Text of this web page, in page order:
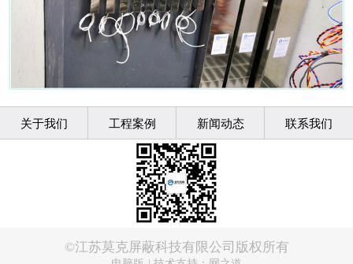
关于我们 工程案例 新闻动态 联系我们
©江苏莫克屏蔽科技有限公司版权所有